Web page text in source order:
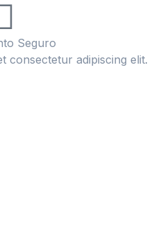
Seguro
consectetur adipiscing elit.